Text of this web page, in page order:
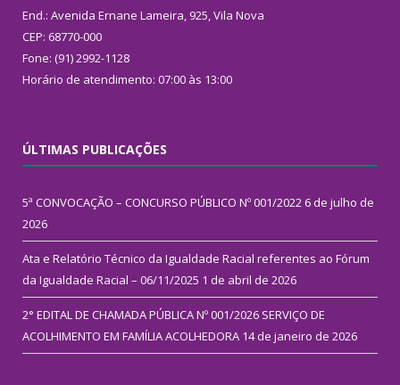
End.: Avenida Ernane Lameira, 925, Vila Nova
CEP: 68770-000
Fone: (91) 2992-1128
Horário de atendimento: 07:00 às 13:00
ÚLTIMAS PUBLICAÇÕES
5ª CONVOCAÇÃO – CONCURSO PÚBLICO Nº 001/2022 6 de julho de
2026
Ata e Relatório Técnico da Igualdade Racial referentes ao Fórum
da Igualdade Racial – 06/11/2025 1 de abril de 2026
2° EDITAL DE CHAMADA PÚBLICA Nº 001/2026 SERVIÇO DE
ACOLHIMENTO EM FAMÍLIA ACOLHEDORA 14 de janeiro de 2026